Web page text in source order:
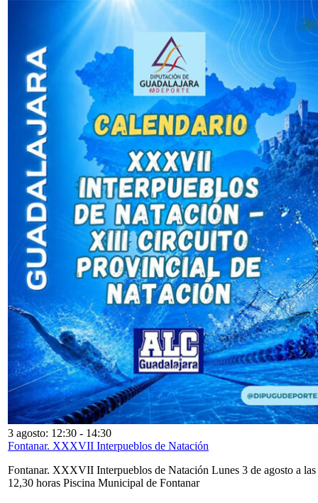
3 agosto: 12:30 - 14:30
Fontanar. XXXVII Interpueblos de Natación
Fontanar. XXXVII Interpueblos de Natación Lunes 3 de agosto a las
12,30 horas Piscina Municipal de Fontanar